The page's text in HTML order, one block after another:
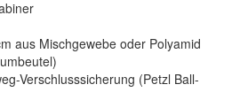
aus Mischgewebe oder Polyamid
Verschlusssicherung (Petzl Ball-